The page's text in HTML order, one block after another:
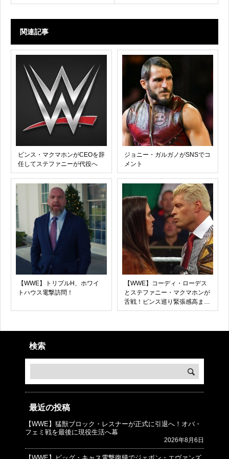
関連記事
ビンス・マクマホンがCEOを辞
任してステファニーが代役へ
ジョニー・ガルガノがSNSでコ
メント
【WWE】トリプルH、ホワイ
トハウス電撃訪問！
【WWE】コーディ・ローデス
とステファニー・マクマホンが
舌戦！ビンス巡り緊張感高ま
る！
検索
最近の投稿
【WWE】猛獣ブロック・レスナーが正式に引退へ！オバ・
フェミ戦を最後に現役生活へ幕
2026年8月6日
© プロレスJunkie ～WWEの最新情報 USA～